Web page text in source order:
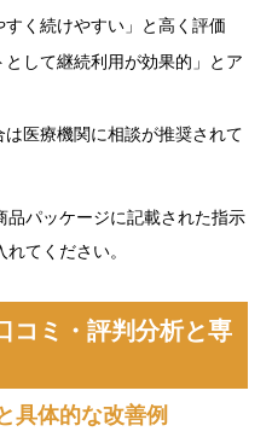
く続けやすい」と高く評価
して継続利用が効果的」とア
医療機関に相談が推奨されて
パッケージに記載された指示
てください。
コミ・評判分析と専
具体的な改善例